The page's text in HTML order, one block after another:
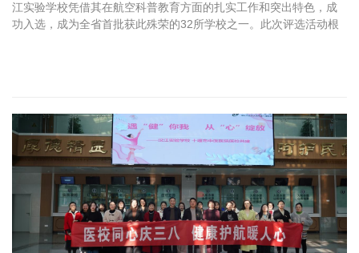
江实验学校凭借其在航空科普教育方面的扎实工作和突出特色，成
功入选，成为全省首批获此殊荣的32所学校之一。此次评选活动根